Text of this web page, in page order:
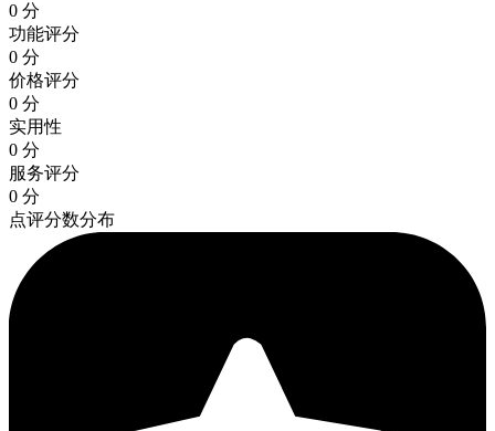
0 分
功能评分
0 分
价格评分
0 分
实用性
0 分
服务评分
0 分
点评分数分布